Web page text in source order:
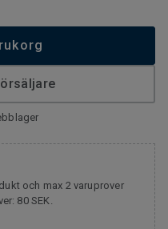
och max 2 varuprover
80 SEK.